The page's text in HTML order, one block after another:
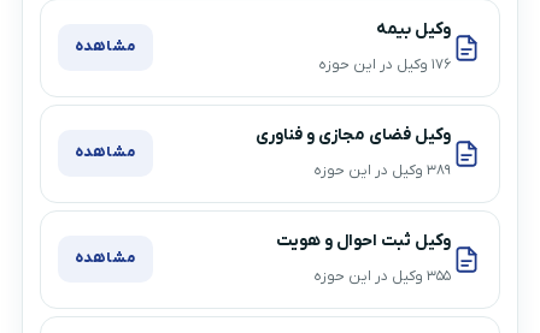
وکیل بیمه
۱۷۶ وکیل در این حوزه
مشاهده
وکیل فضای مجازی و فناوری
۳۸۹ وکیل در این حوزه
مشاهده
وکیل ثبت احوال و هویت
۳۵۵ وکیل در این حوزه
مشاهده